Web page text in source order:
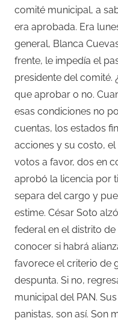
comité municipal, a
era aprobada. Era
general, Blanca
frente, le impedía el
presidente del comité.
que aprobar o no.
esas condiciones no
cuentas, los estados
acciones y su costo,
votos a favor, dos en
aprobó la licencia por
separa del cargo y
estime. César Soto
federal en el distrito
conocer si habrá
favorece el criterio de
despunta. Si no,
municipal del PAN.
panistas, son así. Son